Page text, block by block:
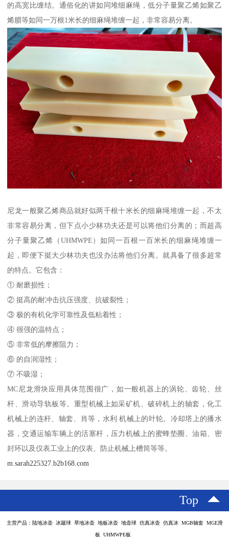
的高宽比缠结。通俗化的讲如同堆细麻绳，低分子量聚乙烯如聚乙
烯腊等如同一万根1米长的细麻绳堆缠一起，非常容易分离。
尼龙一般聚乙烯商品就好似两千根十米长的细麻绳堆缠一起，不太
非常容易分离，但下点小少林功夫还是可以将他们分离的；而超高
分子量聚乙烯（UHMWPE）如同一百根一百米长的细麻绳堆缠一
起，即便下挺大少林功夫也没办法将他们分离。就具备了很多超常
的特点。它包含：
① 耐磨损性；
② 挺高的耐冲击抗压强度、抗破裂性；
③ 极的有机化学可靠性及低粘着性；
④ 很强的温特点；
⑤ 非常低的摩擦阻力；
⑥ 的自润湿性；
⑦ 不吸湿；
MC尼龙滑块应用具体范围很广，如一般机器上的涡轮、齿轮、丝
杆、滑动导轨板等。重型机械上如采矿机、破碎机上的轴套，化工
机械上的连杆、轴套、肖等，水利 机械上的叶轮。冷却塔上的播水
器，交通运输车辆上的活塞杆，压力机械上的蜜蜂垫圈、油箱、密
封环以及仪表工业上的仪表、防止机械上槽筒等等。
m.sarah225327.b2b168.com
Top
主营产品：陆地冰壶 冰蹴球 旱地冰壶 地板冰壶 地壶球 仿真冰壶 仿真冰 MGB轴套 MGE滑
板 UHMWPE板